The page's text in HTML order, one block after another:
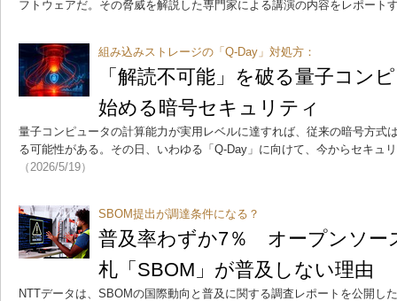
フトウェアだ。その脅威を解説した専門家による講演の内容をレポート
組み込みストレージの「Q-Day」対処方：
「解読不可能」を破る量子コ
始める暗号セキュリティ
量子コンピュータの計算能力が実用レベルに達すれば、従来の暗号方式
る可能性がある。その日、いわゆる「Q-Day」に向けて、今からセキュ
（2026/5/19）
SBOM提出が調達条件になる？
普及率わずか7％ オープンソー
札「SBOM」が普及しない理由
NTTデータは、SBOMの国際動向と普及に関する調査レポートを公開し